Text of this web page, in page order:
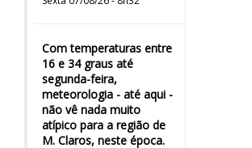
Com temperaturas entre
16 e 34 graus até
segunda-feira,
meteorologia - até aqui -
não vê nada muito
atípico para a região de
M. Claros, neste época.